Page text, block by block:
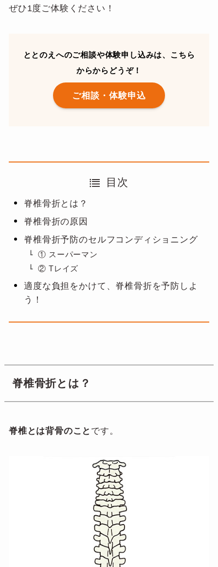
ぜひ1度ご体験ください！
ととのえへのご相談や体験申し込みは、こちら
からからどうぞ！
ご相談・体験申込
目次
脊椎骨折とは？
脊椎骨折の原因
脊椎骨折予防のセルフコンディショニング
① スーパーマン
② Tレイズ
適度な負担をかけて、脊椎骨折を予防しよ
う！
脊椎骨折とは？
脊椎とは背骨のこと です。